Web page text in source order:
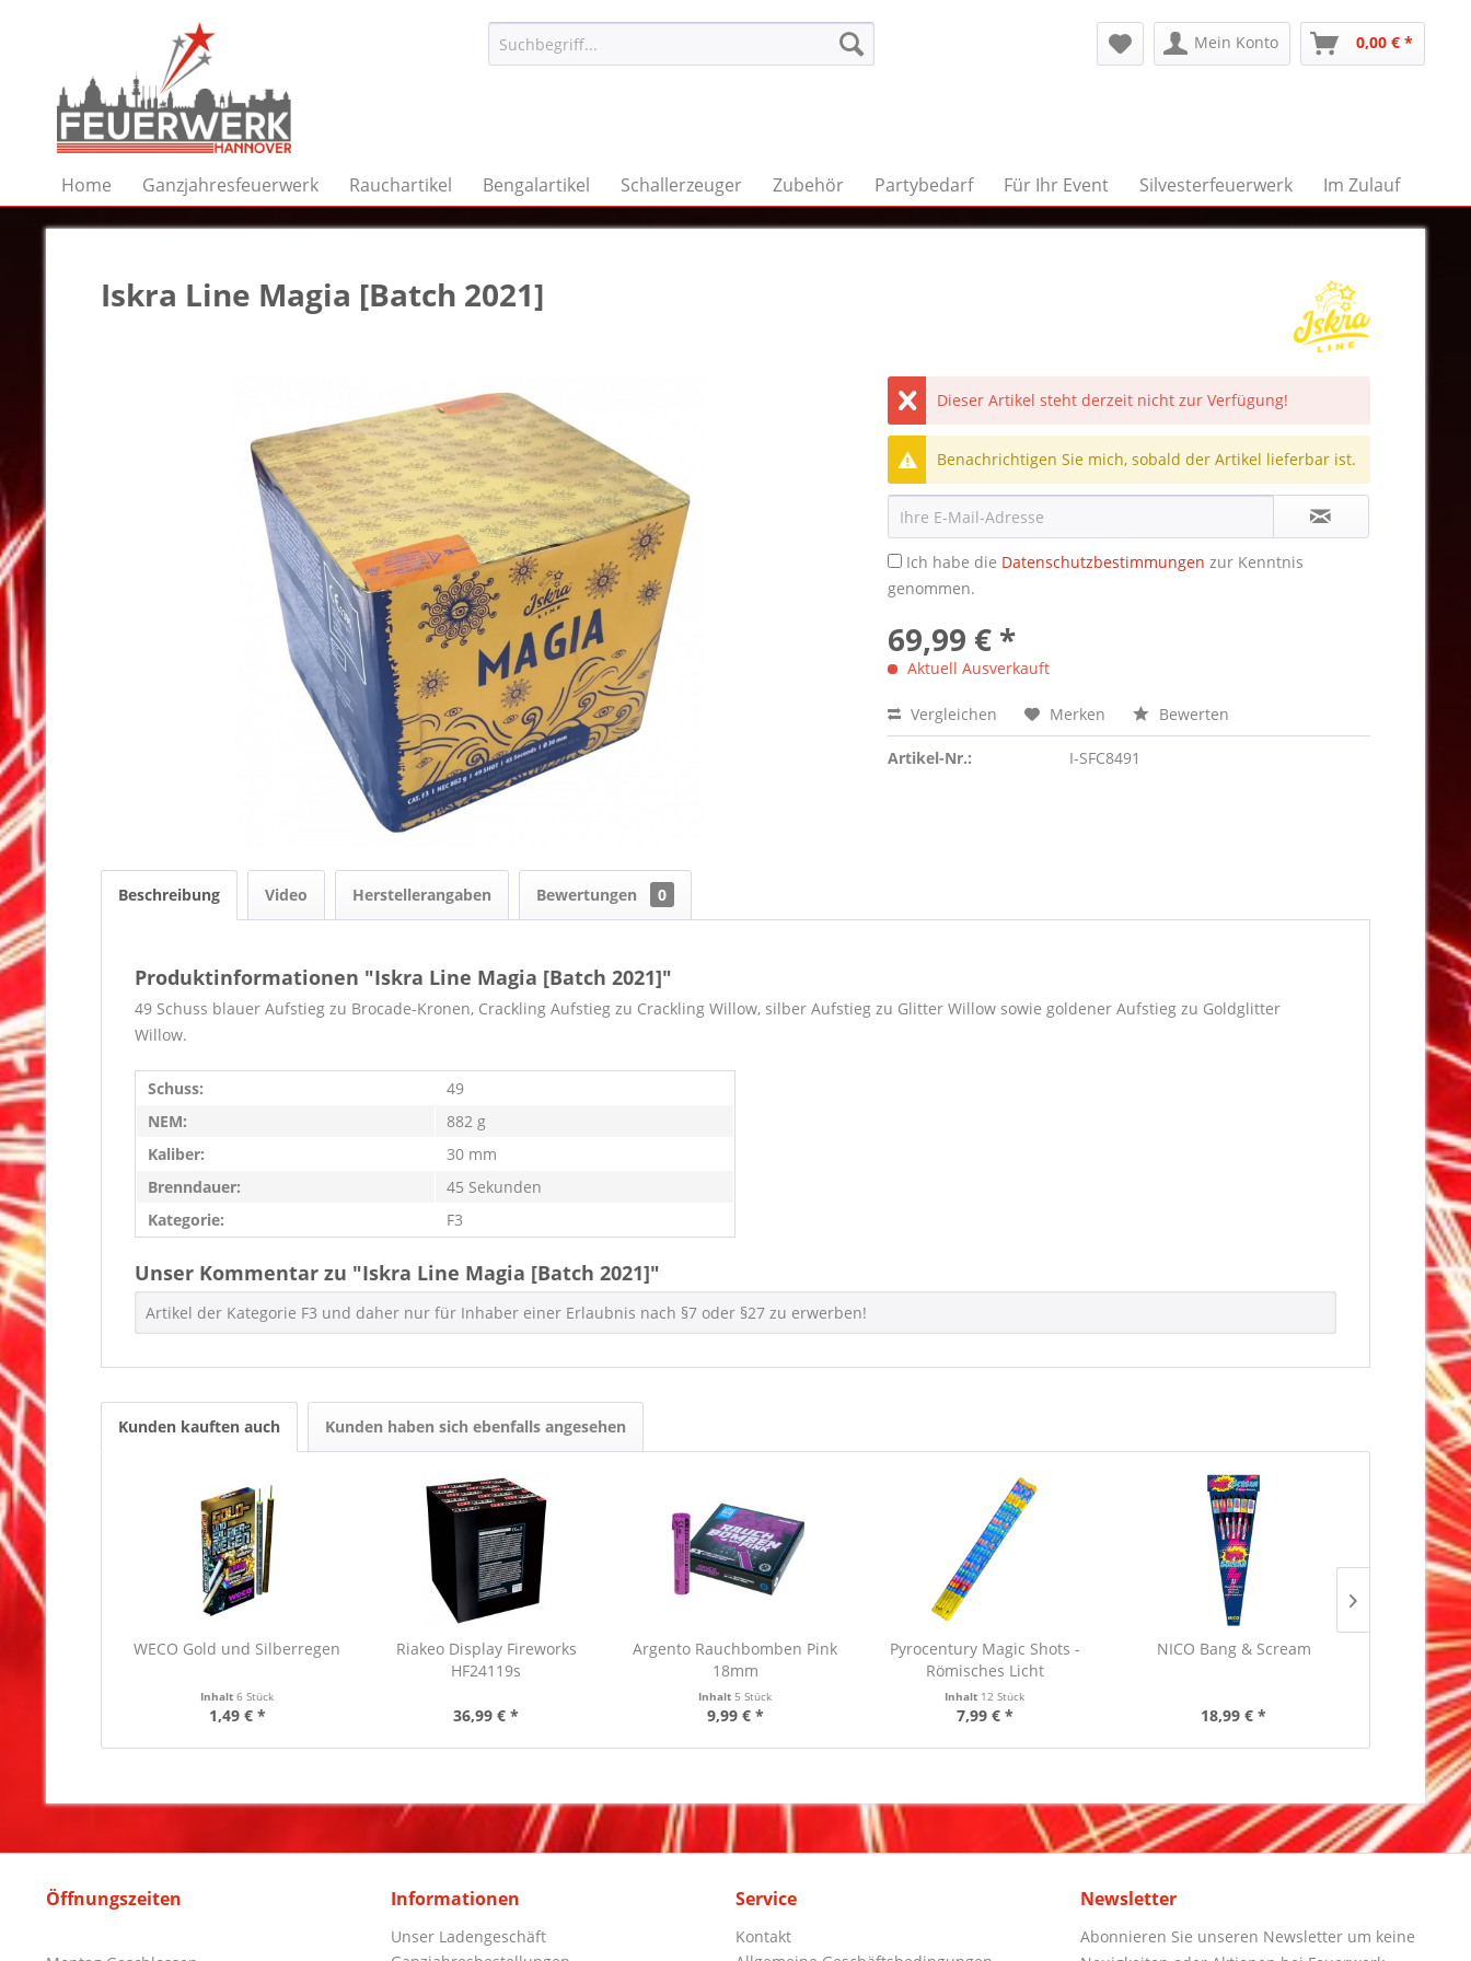
Mein Konto 0,00 € *
Home Ganzjahresfeuerwerk Rauchartikel Bengalartikel Schallerzeuger Zubehör Partybedarf Für Ihr Event Silvesterfeuerwerk Im Zulauf
Iskra Line Magia [Batch 2021]
Dieser Artikel steht derzeit nicht zur Verfügung!
Benachrichtigen Sie mich, sobald der Artikel lieferbar ist.
Ich habe die Datenschutzbestimmungen zur Kenntnis
genommen.
69,99 € *
Aktuell Ausverkauft
Vergleichen Merken Bewerten
Artikel-Nr.: I-SFC8491
Beschreibung Video Herstellerangaben Bewertungen 0
Produktinformationen "Iskra Line Magia [Batch 2021]"
49 Schuss blauer Aufstieg zu Brocade-Kronen, Crackling Aufstieg zu Crackling Willow, silber Aufstieg zu Glitter Willow sowie goldener Aufstieg zu Goldglitter
Willow.
Schuss:
49
NEM:
882 g
Kaliber:
30 mm
Brenndauer:
45 Sekunden
Kategorie:
F3
Unser Kommentar zu "Iskra Line Magia [Batch 2021]"
Artikel der Kategorie F3 und daher nur für Inhaber einer Erlaubnis nach §7 oder §27 zu erwerben!
Kunden kauften auch Kunden haben sich ebenfalls angesehen
WECO Gold und Silberregen
Inhalt6 Stück
1,49 € *
Riakeo Display Fireworks
HF24119s
36,99 € *
Argento Rauchbomben Pink
18mm
Inhalt5 Stück
9,99 € *
Pyrocentury Magic Shots -
Römisches Licht
Inhalt 12 Stück
7,99 € *
NICO Bang & Scream
18,99 € *
Blackboxx
Öffnungszeiten Informationen
Unser Ladengeschäft
Service
Kontakt
Newsletter
Abonnieren Sie unseren Newsletter um keine